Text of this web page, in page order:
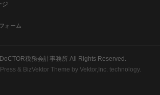
ジ
ォーム
DoCTOR税務会計事務所 All Rights Reserved.
& BizVektor Theme by Vektor,Inc. technology.